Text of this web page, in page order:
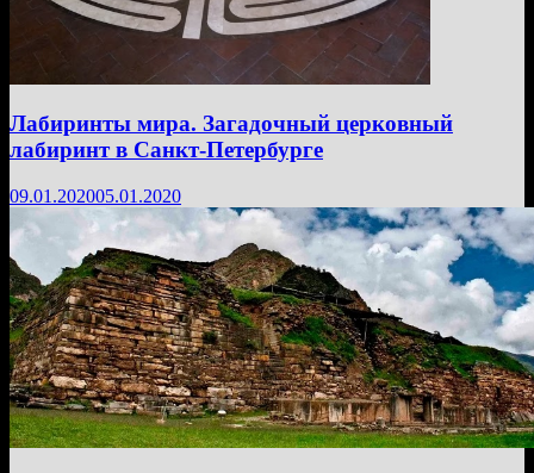
Лабиринты мира. Загадочный церковный
лабиринт в Санкт-Петербурге
09.01.202005.01.2020